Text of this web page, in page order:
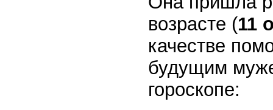
возрасте (11
качестве
будущим
гороскопе: